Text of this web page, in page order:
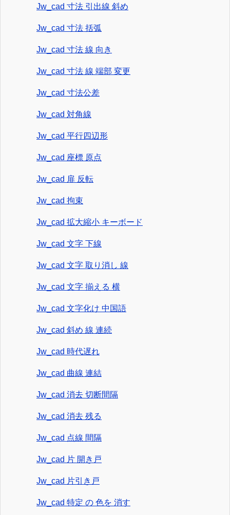
Jw_cad 寸法 引出線 斜め
Jw_cad 寸法 括弧
Jw_cad 寸法 線 向き
Jw_cad 寸法 線 端部 変更
Jw_cad 寸法公差
Jw_cad 対角線
Jw_cad 平行四辺形
Jw_cad 座標 原点
Jw_cad 扉 反転
Jw_cad 拘束
Jw_cad 拡大縮小 キーボード
Jw_cad 文字 下線
Jw_cad 文字 取り消し 線
Jw_cad 文字 揃える 横
Jw_cad 文字化け 中国語
Jw_cad 斜め 線 連続
Jw_cad 時代遅れ
Jw_cad 曲線 連結
Jw_cad 消去 切断間隔
Jw_cad 消去 残る
Jw_cad 点線 間隔
Jw_cad 片 開き戸
Jw_cad 片引き戸
Jw_cad 特定 の 色を 消す